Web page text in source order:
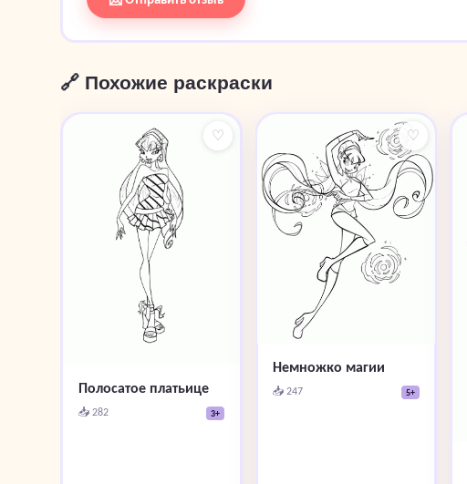
🔗 Похожие раскраски
♡
Полосатое платьице
📥 282 3+
♡
Немножко магии
📥 247 5+